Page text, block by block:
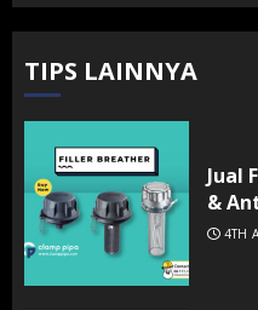
TIPS LAINNYA
Jual
&
4TH